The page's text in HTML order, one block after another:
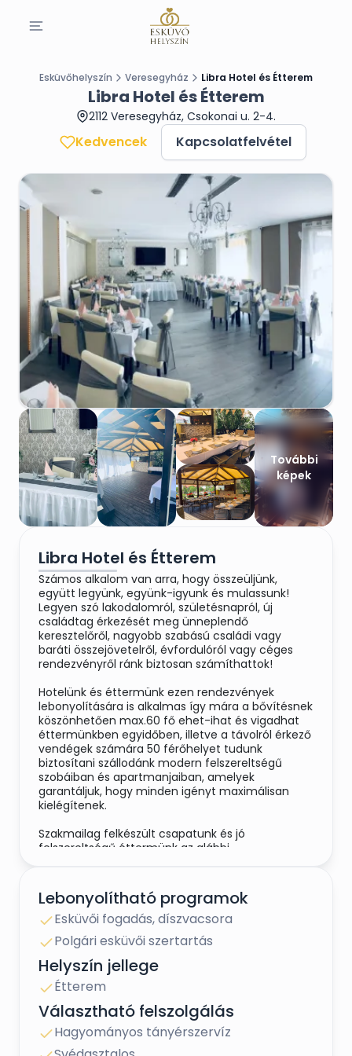
Esküvőhelyszín Veresegyház Libra Hotel és Étterem
Libra Hotel és Étterem
2112 Veresegyház, Csokonai u. 2-4.
Kedvencek Kapcsolatfelvétel
További
képek
Libra Hotel és Étterem
Számos alkalom van arra, hogy összeüljünk,
együtt legyünk, együnk-igyunk és mulassunk!
Legyen szó lakodalomról, születésnapról, új
családtag érkezését meg ünneplendő
keresztelőről, nagyobb szabású családi vagy
baráti összejövetelről, évfordulóról vagy céges
rendezvényről ránk biztosan számíthattok!
Hotelünk és éttermünk ezen rendezvények
lebonyolítására is alkalmas így mára a bővítésnek
köszönhetően max.60 fő ehet-ihat és vigadhat
éttermünkben egyidőben, illetve a távolról érkező
vendégek számára 50 férőhelyet tudunk
biztosítani szállodánk modern felszereltségű
szobáiban és apartmanjaiban, amelyek
garantáljuk, hogy minden igényt maximálisan
kielégítenek.
Szakmailag felkészült csapatunk és jó
felszereltségű éttermünk az alábbi
• Gyermeksarok
• Exkluzív helyszín
• Vetítési lehetőség
• Hangulatos terasz
• Parkolási lehetőség
• Egyedi dekorálhatóság
• Egyedi igények kielégítése
• Ingyenes Wi-Fi elérhetőség
• Légkondicionált belső terem
• Bőséges-minőségi étel és ital választék
• Különböző felszolgálási módok (Svédasztal,
tálszervíz vagy tányérszervíz)
Lebonyolítható programok
Esküvői fogadás, díszvacsora
Polgári esküvői szertartás
Helyszín jellege
Étterem
Választható felszolgálás
Hagyományos tányérszervíz